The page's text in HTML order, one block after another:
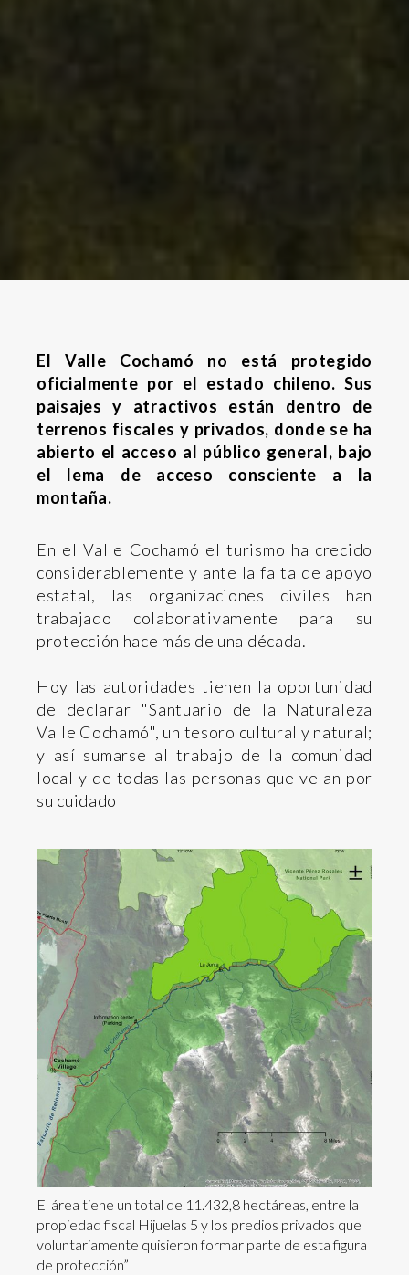
El Valle Cochamó no está protegido
oficialmente por el estado chileno. Sus
paisajes y atractivos están dentro de
terrenos fiscales y privados, donde se ha
abierto el acceso al público general, bajo
el lema de acceso consciente a la
montaña.
En el Valle Cochamó el turismo ha crecido
considerablemente y ante la falta de apoyo
estatal, las organizaciones civiles han
trabajado colaborativamente para su
protección hace más de una década.
Hoy las autoridades tienen la oportunidad
de declarar "Santuario de la Naturaleza
Valle Cochamó", un tesoro cultural y natural;
y así sumarse al trabajo de la comunidad
local y de todas las personas que velan por
su cuidado
El área tiene un total de 11.432,8 hectáreas, entre la
propiedad fiscal Hijuelas 5 y los predios privados que
voluntariamente quisieron formar parte de esta figura
de protección”